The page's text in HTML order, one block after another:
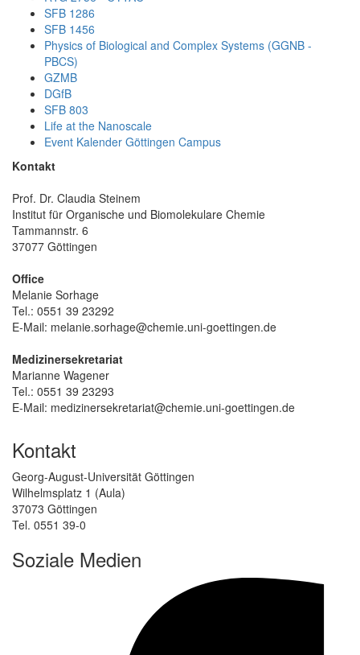
SFB 1286
SFB 1456
Physics of Biological and Complex Systems (GGNB -
PBCS)
GZMB
DGfB
SFB 803
Life at the Nanoscale
Event Kalender Göttingen Campus
Kontakt
Prof. Dr. Claudia Steinem
Institut für Organische und Biomolekulare Chemie
Tammannstr. 6
37077 Göttingen
Office
Melanie Sorhage
Tel.: 0551 39 23292
E-Mail: melanie.sorhage@chemie.uni-goettingen.de
Medizinersekretariat
Marianne Wagener
Tel.: 0551 39 23293
E-Mail: medizinersekretariat@chemie.uni-goettingen.de
Kontakt
Georg-August-Universität Göttingen
Wilhelmsplatz 1 (Aula)
37073 Göttingen
Tel. 0551 39-0
Soziale Medien